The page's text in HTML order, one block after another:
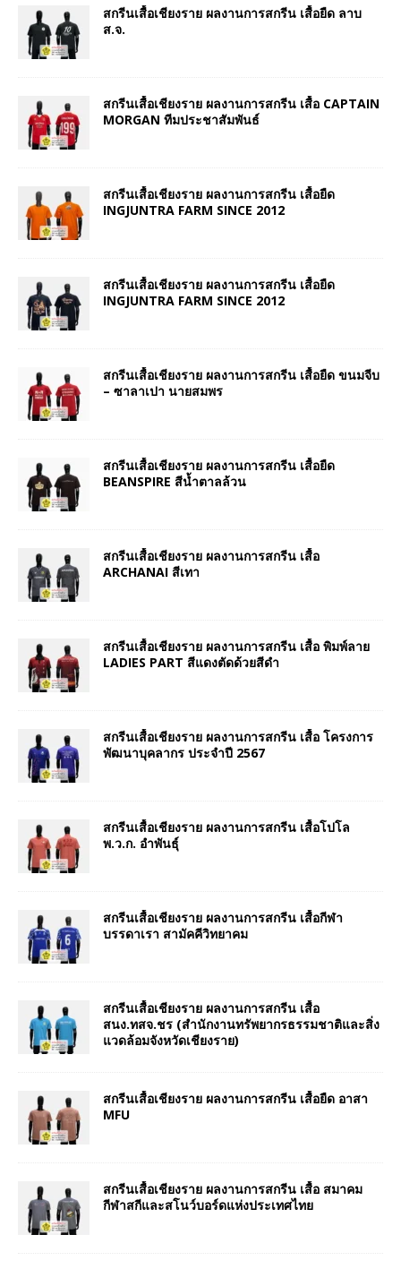
สกรีนเสื้อเชียงราย ผลงานการสกรีน เสื้อยืด ลาบ
ส.จ.
สกรีนเสื้อเชียงราย ผลงานการสกรีน เสื้อ CAPTAIN
MORGAN ทีมประชาสัมพันธ์
สกรีนเสื้อเชียงราย ผลงานการสกรีน เสื้อยืด
INGJUNTRA FARM SINCE 2012
สกรีนเสื้อเชียงราย ผลงานการสกรีน เสื้อยืด
INGJUNTRA FARM SINCE 2012
สกรีนเสื้อเชียงราย ผลงานการสกรีน เสื้อยืด ขนมจีบ
– ซาลาเปา นายสมพร
สกรีนเสื้อเชียงราย ผลงานการสกรีน เสื้อยืด
BEANSPIRE สีน้ำตาลล้วน
สกรีนเสื้อเชียงราย ผลงานการสกรีน เสื้อ
ARCHANAI สีเทา
สกรีนเสื้อเชียงราย ผลงานการสกรีน เสื้อ พิมพ์ลาย
LADIES PART สีแดงตัดด้วยสีดำ
สกรีนเสื้อเชียงราย ผลงานการสกรีน เสื้อ โครงการ
พัฒนาบุคลากร ประจำปี 2567
สกรีนเสื้อเชียงราย ผลงานการสกรีน เสื้อโปโล
พ.ว.ก. อำพันธุ์
สกรีนเสื้อเชียงราย ผลงานการสกรีน เสื้อกีฬา
บรรดาเรา สามัคคีวิทยาคม
สกรีนเสื้อเชียงราย ผลงานการสกรีน เสื้อ
สนง.ทสจ.ชร (สำนักงานทรัพยากรธรรมชาติและสิ่ง
แวดล้อมจังหวัดเชียงราย)
สกรีนเสื้อเชียงราย ผลงานการสกรีน เสื้อยืด อาสา
MFU
สกรีนเสื้อเชียงราย ผลงานการสกรีน เสื้อ สมาคม
กีฬาสกีและสโนว์บอร์ดแห่งประเทศไทย